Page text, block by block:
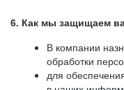
6. Как мы защищаем
В компании
обработки
для